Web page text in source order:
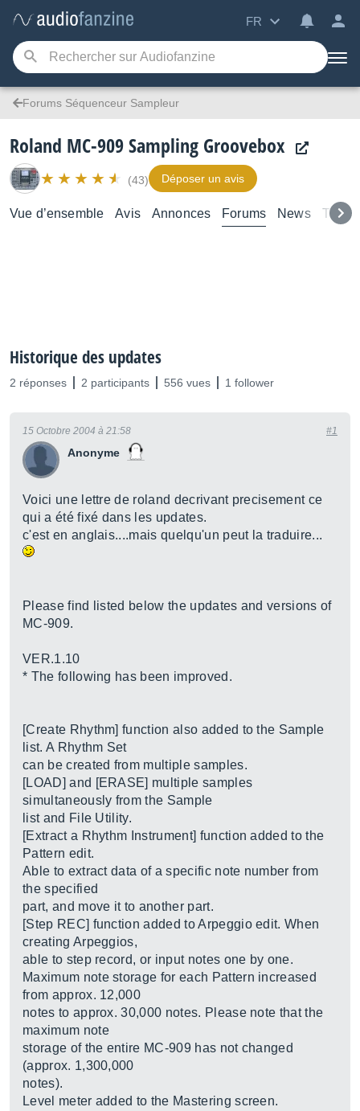
FR
Forums Séquenceur Sampleur
Roland MC-909 Sampling Groovebox
(43) Déposer un avis
Vue d’ensemble Avis Annonces Forums News Test
Historique des updates
2 réponses 2 participants 556 vues 1 follower
Anonyme
15 Octobre 2004 à 21:58 #1
Voici une lettre de roland decrivant precisement ce
qui a été fixé dans les updates.
c'est en anglais....mais quelqu'un peut la traduire...
Please find listed below the updates and versions of
MC-909.
VER.1.10
* The following has been improved.
[Create Rhythm] function also added to the Sample
list. A Rhythm Set
can be created from multiple samples.
[LOAD] and [ERASE] multiple samples
simultaneously from the Sample
list and File Utility.
[Extract a Rhythm Instrument] function added to the
Pattern edit.
Able to extract data of a specific note number from
the specified
part, and move it to another part.
[Step REC] function added to Arpeggio edit. When
creating Arpeggios,
able to step record, or input notes one by one.
Maximum note storage for each Pattern increased
from approx. 12,000
notes to approx. 30,000 notes. Please note that the
maximum note
storage of the entire MC-909 has not changed
(approx. 1,300,000
notes).
Level meter added to the Mastering screen.